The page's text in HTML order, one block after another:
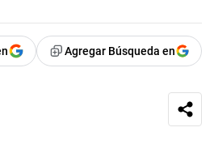
Agregar Búsqueda en